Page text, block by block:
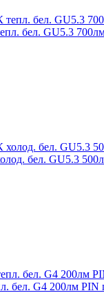
бел. GU5.3
бел. GU5.3
бел. G4 200лм